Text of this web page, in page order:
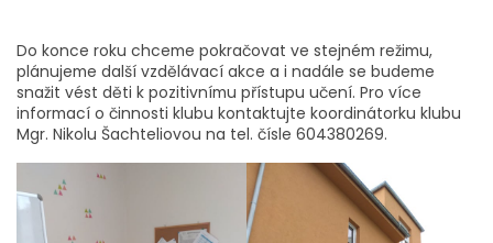
Do konce roku chceme pokračovat ve stejném režimu,
plánujeme další vzdělávací akce a i nadále se budeme
snažit vést děti k pozitivnímu přístupu učení. Pro více
informací o činnosti klubu kontaktujte koordinátorku klubu
Mgr. Nikolu Šachteliovou na tel. čísle 604380269.